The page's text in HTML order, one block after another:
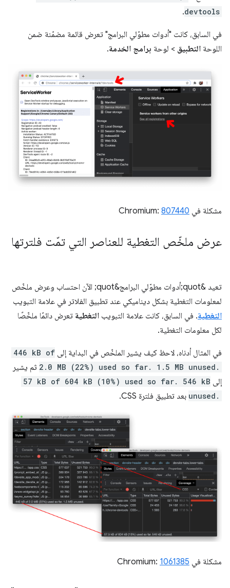
devtools
.
في السابق، كانت "أدوات مطوّلي البرامج" تعرض قائمة مضمّنة ضمن
اللوحة التطبيق > لوحة برامج الخدمة.
مشكلة في Chromium: 807440
عرض ملخّص التغطية للعناصر التي تمّت فلترتها
تعيد &quot;أدوات مطوّلي البرامج&quot; الآن احتساب وعرض ملخّص
لمعلومات التغطية بشكل ديناميكي عند تطبيق الفلاتر في علامة التبويب
التغطية. في السابق، كانت علامة التبويب التغطية تعرض دائمًا ملخّصًا
لكل معلومات التغطية.
في المثال أدناه، لاحظ كيف يشير الملخّص في البداية إلى 446 kB of
2.0 MB (22%) used so far. 1.5 MB unused. ثم يشير
إلى 57 kB of 604 kB (10%) used so far. 546 kB
unused. بعد تطبيق فلترة CSS.
مشكلة في Chromium: 1061385